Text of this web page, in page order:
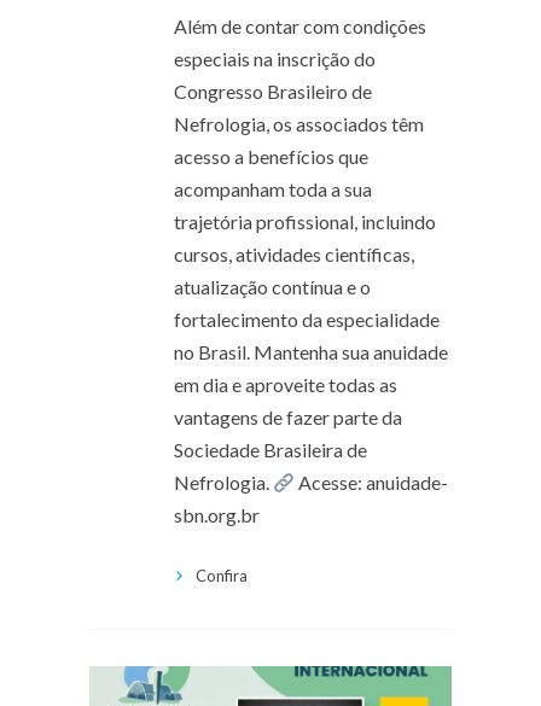
Além de contar com condições
especiais na inscrição do
Congresso Brasileiro de
Nefrologia, os associados têm
acesso a benefícios que
acompanham toda a sua
trajetória profissional, incluindo
cursos, atividades científicas,
atualização contínua e o
fortalecimento da especialidade
no Brasil. Mantenha sua anuidade
em dia e aproveite todas as
vantagens de fazer parte da
Sociedade Brasileira de
Nefrologia.
Acesse: anuidade-
sbn.org.br
Confira